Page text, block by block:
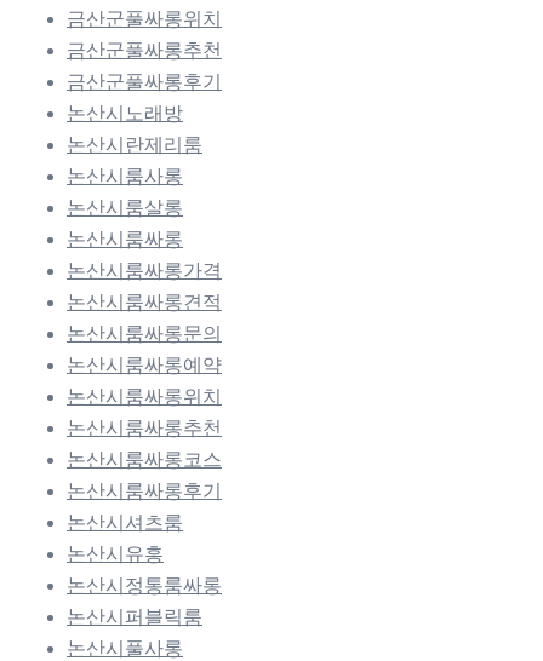
금산군풀싸롱위치
금산군풀싸롱추천
금산군풀싸롱후기
논산시노래방
논산시란제리룸
논산시룸사롱
논산시룸살롱
논산시룸싸롱
논산시룸싸롱가격
논산시룸싸롱견적
논산시룸싸롱문의
논산시룸싸롱예약
논산시룸싸롱위치
논산시룸싸롱추천
논산시룸싸롱코스
논산시룸싸롱후기
논산시셔츠룸
논산시유흥
논산시정통룸싸롱
논산시퍼블릭룸
논산시풀사롱